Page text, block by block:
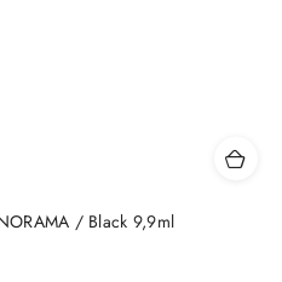
/ Black 9,9ml